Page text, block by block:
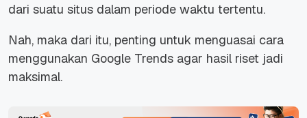
dari suatu situs dalam periode waktu tertentu.
Nah, maka dari itu, penting untuk menguasai cara
menggunakan Google Trends agar hasil riset jadi
maksimal.